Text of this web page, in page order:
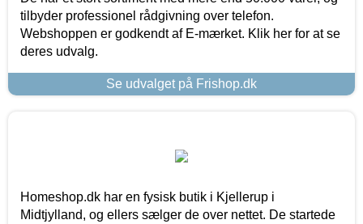
tilbyder professionel rådgivning over telefon.
Webshoppen er godkendt af E-mærket. Klik her for at se
deres udvalg.
Se udvalget på Frishop.dk
Homeshop.dk har en fysisk butik i Kjellerup i
Midtjylland, og ellers sælger de over nettet. De startede